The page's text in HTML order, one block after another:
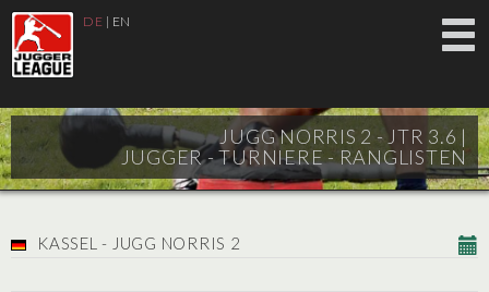
DE | EN
JUGG NORRIS 2 - JTR 3.6 |
JUGGER - TURNIERE - RANGLISTEN
KASSEL - JUGG NORRIS 2